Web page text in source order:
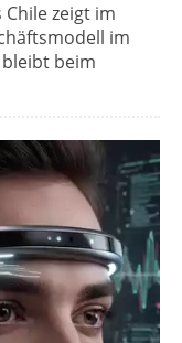
zeigt im
im
beim